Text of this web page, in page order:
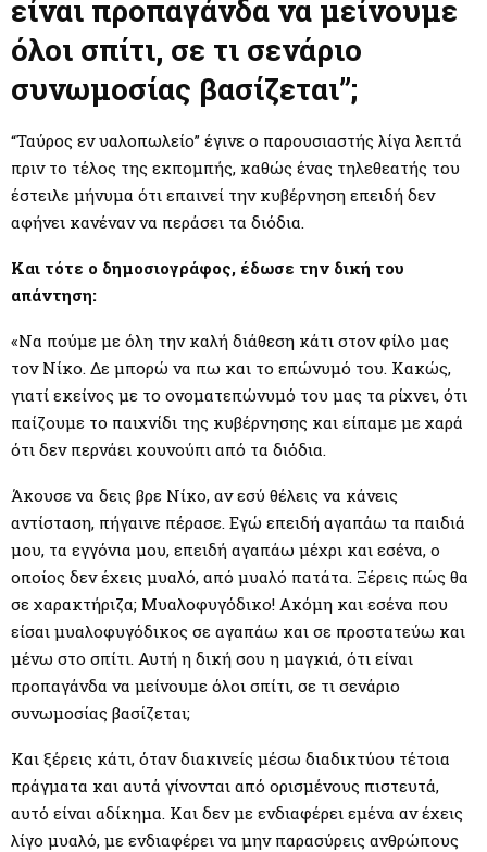
E
U
είναι προπαγάνδα να μείνουμε
όλοι σπίτι, σε τι σενάριο
συνωμοσίας βασίζεται”;
“Ταύρος εν υαλοπωλείο” έγινε ο παρουσιαστής λίγα λεπτά
πριν το τέλος της εκπομπής, καθώς ένας τηλεθεατής του
έστειλε μήνυμα ότι επαινεί την κυβέρνηση επειδή δεν
αφήνει κανέναν να περάσει τα διόδια.
Και τότε ο δημοσιογράφος, έδωσε την δική του
απάντηση:
«Να πούμε με όλη την καλή διάθεση κάτι στον φίλο μας
τον Νίκο. Δε μπορώ να πω και το επώνυμό του. Κακώς,
γιατί εκείνος με το ονοματεπώνυμό του μας τα ρίχνει, ότι
παίζουμε το παιχνίδι της κυβέρνησης και είπαμε με χαρά
ότι δεν περνάει κουνούπι από τα διόδια.
Άκουσε να δεις βρε Νίκο, αν εσύ θέλεις να κάνεις
αντίσταση, πήγαινε πέρασε. Εγώ επειδή αγαπάω τα παιδιά
μου, τα εγγόνια μου, επειδή αγαπάω μέχρι και εσένα, ο
οποίος δεν έχεις μυαλό, από μυαλό πατάτα. Ξέρεις πώς θα
σε χαρακτήριζα; Μυαλοφυγόδικο! Ακόμη και εσένα που
είσαι μυαλοφυγόδικος σε αγαπάω και σε προστατεύω και
μένω στο σπίτι. Αυτή η δική σου η μαγκιά, ότι είναι
προπαγάνδα να μείνουμε όλοι σπίτι, σε τι σενάριο
συνωμοσίας βασίζεται;
Και ξέρεις κάτι, όταν διακινείς μέσω διαδικτύου τέτοια
πράγματα και αυτά γίνονται από ορισμένους πιστευτά,
αυτό είναι αδίκημα. Και δεν με ενδιαφέρει εμένα αν έχεις
λίγο μυαλό, με ενδιαφέρει να μην παρασύρεις ανθρώπους